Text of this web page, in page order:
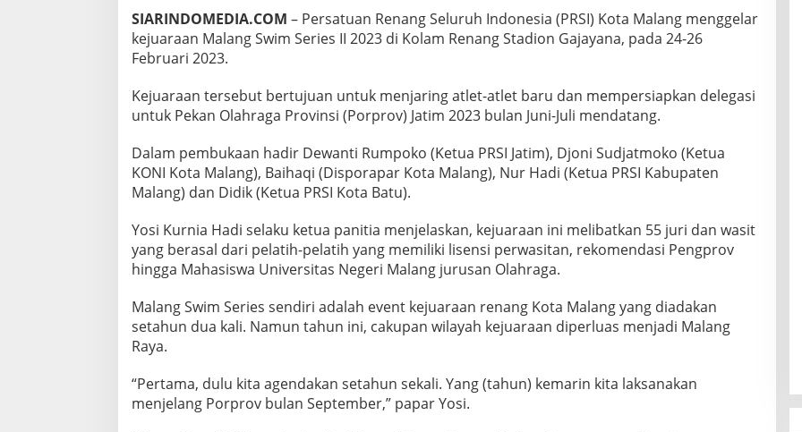
2
0
SIARINDOMEDIA.COM – Persatuan Renang Seluruh Indonesia (PRSI) Kota Malang menggelar
kejuaraan Malang Swim Series II 2023 di Kolam Renang Stadion Gajayana, pada 24-26
Februari 2023.
Kejuaraan tersebut bertujuan untuk menjaring atlet-atlet baru dan mempersiapkan delegasi
untuk Pekan Olahraga Provinsi (Porprov) Jatim 2023 bulan Juni-Juli mendatang.
Dalam pembukaan hadir Dewanti Rumpoko (Ketua PRSI Jatim), Djoni Sudjatmoko (Ketua
KONI Kota Malang), Baihaqi (Disporapar Kota Malang), Nur Hadi (Ketua PRSI Kabupaten
Malang) dan Didik (Ketua PRSI Kota Batu).
Yosi Kurnia Hadi selaku ketua panitia menjelaskan, kejuaraan ini melibatkan 55 juri dan wasit
yang berasal dari pelatih-pelatih yang memiliki lisensi perwasitan, rekomendasi Pengprov
hingga Mahasiswa Universitas Negeri Malang jurusan Olahraga.
Malang Swim Series sendiri adalah event kejuaraan renang Kota Malang yang diadakan
setahun dua kali. Namun tahun ini, cakupan wilayah kejuaraan diperluas menjadi Malang
Raya.
“Pertama, dulu kita agendakan setahun sekali. Yang (tahun) kemarin kita laksanakan
menjelang Porprov bulan September,” papar Yosi.